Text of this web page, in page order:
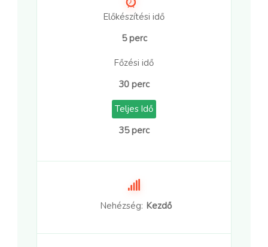
Előkészítési idő
5 perc
Főzési idő
30 perc
Teljes Idő
35 perc
Nehézség: Kezdő